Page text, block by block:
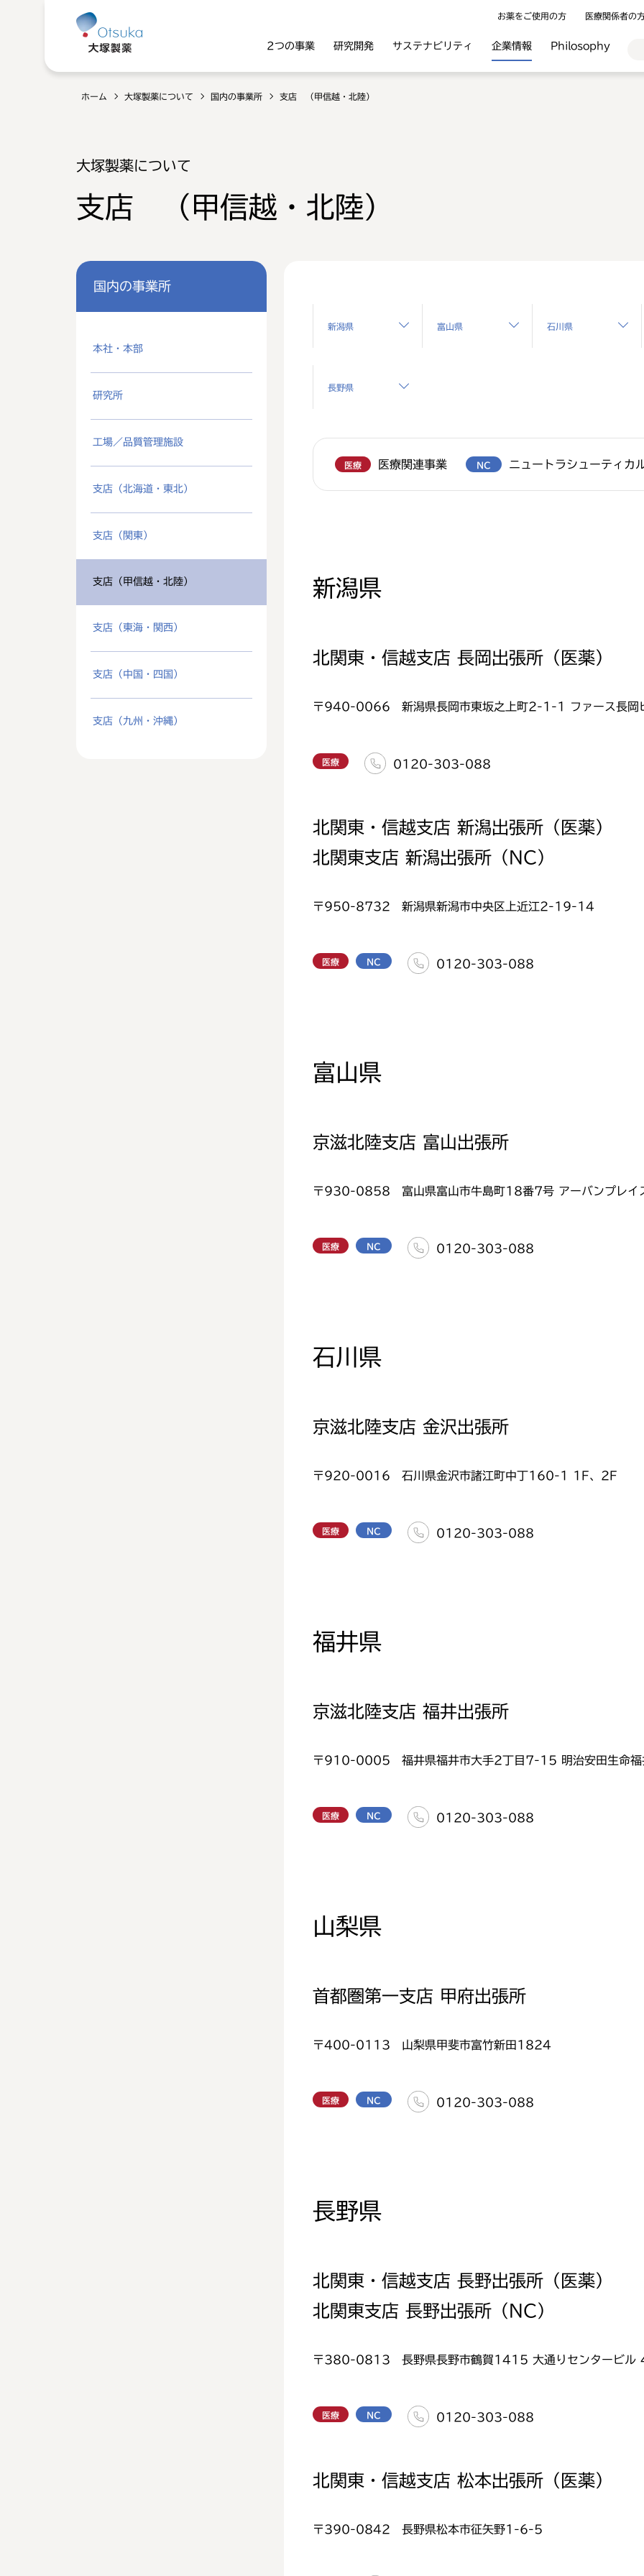
お薬をご使用の方 医療関係者の
2つの事業 研究開発 サステナビリティ 企業情報 Philosophy
ホーム 大塚製薬について 国内の事業所 支店 （甲信越・北陸）
大塚製薬について
支店 （甲信越・北陸）
国内の事業所
本社・本部
研究所
工場／品質管理施設
支店（北海道・東北）
支店（関東）
支店（甲信越・北陸）
支店（東海・関西）
支店（中国・四国）
支店（九州・沖縄）
新潟県 富山県 石川県
長野県
医療 医療関連事業 NC ニュートラシューティカ
新潟県
北関東・信越支店 長岡出張所（医薬）
〒940-0066 新潟県長岡市東坂之上町2-1-1 ファース長岡
医療 0120-303-088
北関東・信越支店 新潟出張所（医薬）
北関東支店 新潟出張所（NC）
〒950-8732 新潟県新潟市中央区上近江2-19-14
医療 NC 0120-303-088
富山県
京滋北陸支店 富山出張所
〒930-0858 富山県富山市牛島町18番7号 アーバンプレイ
医療 NC 0120-303-088
石川県
京滋北陸支店 金沢出張所
〒920-0016 石川県金沢市諸江町中丁160-1 1F、2F
医療 NC 0120-303-088
福井県
京滋北陸支店 福井出張所
〒910-0005 福井県福井市大手2丁目7-15 明治安田生命福
医療 NC 0120-303-088
山梨県
首都圏第一支店 甲府出張所
〒400-0113 山梨県甲斐市富竹新田1824
医療 NC 0120-303-088
長野県
北関東・信越支店 長野出張所（医薬）
北関東支店 長野出張所（NC）
〒380-0813 長野県長野市鶴賀1415 大通りセンタービル
医療 NC 0120-303-088
北関東・信越支店 松本出張所（医薬）
〒390-0842 長野県松本市征矢野1-6-5